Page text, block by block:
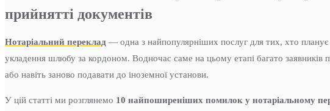
прийнятті документів
Нотаріальний переклад — одна з найпопулярніших послуг для тих, хто
укладення шлюбу за кордоном. Водночас саме на цьому етапі багато
або навіть заново подавати до іноземної установи.
У цій статті ми розглянемо 10 найпоширеніших помилок у нотаріальному